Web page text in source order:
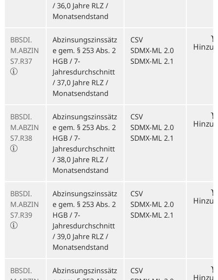
/ 36,0 Jahre RLZ /
Monatsendstand
BBSDI.
M.ABZIN
S7.R37
Abzinsungszinssätz
e gem. § 253 Abs. 2
HGB / 7-
Jahresdurchschnitt
/ 37,0 Jahre RLZ /
Monatsendstand
CSV
SDMX-ML 2.0
SDMX-ML 2.1
BBSDI.
M.ABZIN
S7.R38
Abzinsungszinssätz
e gem. § 253 Abs. 2
HGB / 7-
Jahresdurchschnitt
/ 38,0 Jahre RLZ /
Monatsendstand
CSV
SDMX-ML 2.0
SDMX-ML 2.1
BBSDI.
M.ABZIN
S7.R39
Abzinsungszinssätz
e gem. § 253 Abs. 2
HGB / 7-
Jahresdurchschnitt
/ 39,0 Jahre RLZ /
Monatsendstand
CSV
SDMX-ML 2.0
SDMX-ML 2.1
BBSDI.
Abzinsungszinssätz
CSV